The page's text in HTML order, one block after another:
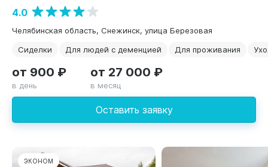
4.0
Челябинская область, Снежинск, улица Березовая
Сиделки
Для людей с деменцией Для проживания
Оставить заявку
от 900 ₽
в день
от 27 000 ₽
в месяц
ЭКОНОМ